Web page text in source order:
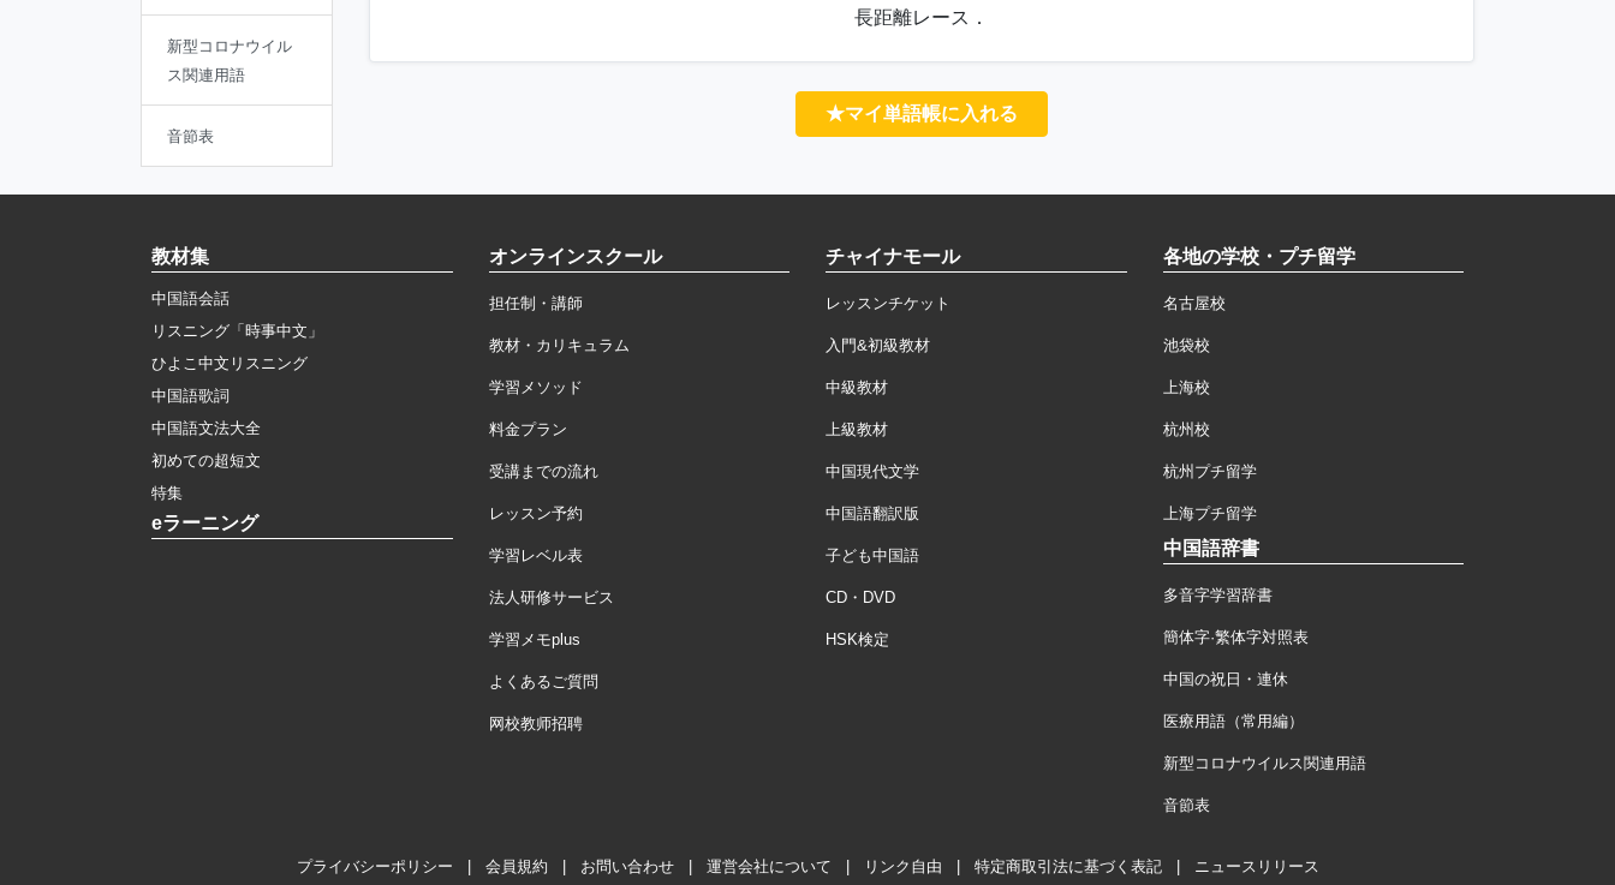
新型コロナウイル
ス関連用語
音節表
長距離レース．
★マイ単語帳に入れる
教材集
中国語会話
リスニング「時事中文」
ひよこ中文リスニング
中国語歌詞
中国語文法大全
初めての超短文
特集
eラーニング
オンラインスクール
担任制・講師
教材・カリキュラム
学習メソッド
料金プラン
受講までの流れ
レッスン予約
学習レベル表
法人研修サービス
学習メモplus
よくあるご質問
网校教师招聘
チャイナモール
レッスンチケット
入門&初級教材
中級教材
上級教材
中国現代文学
中国語翻訳版
子ども中国語
CD・DVD
HSK検定
各地の学校・プチ留学
名古屋校
池袋校
上海校
杭州校
杭州プチ留学
上海プチ留学
中国語辞書
多音字学習辞書
簡体字·繁体字対照表
中国の祝日・連休
医療用語（常用編）
新型コロナウイルス関連用語
音節表
プライバシーポリシー 会員規約 お問い合わせ 運営会社について リンク自由 特定商取引法に基づく表記 ニュースリリース